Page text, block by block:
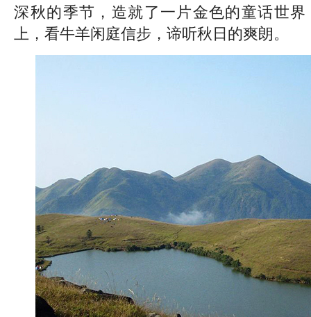
深秋的季节，造就了一片金色的童话世
上，看牛羊闲庭信步，谛听秋日的爽朗。